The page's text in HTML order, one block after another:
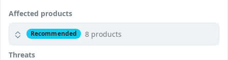
Affected products
Recommended 8 products
Threats